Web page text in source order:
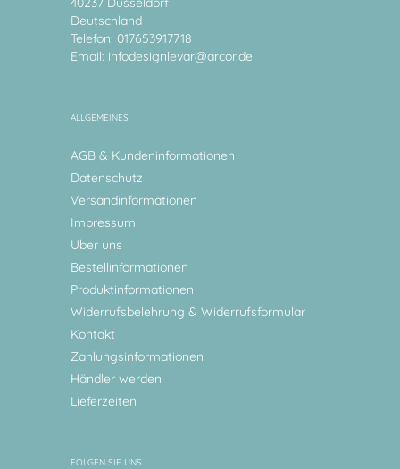
Deutschland
Telefon: 017653917718
Email: infodesignlevar@arcor.de
ALLGEMEINES
AGB & Kundeninformationen
Datenschutz
Versandinformationen
Impressum
Über uns
Bestellinformationen
Produktinformationen
Widerrufsbelehrung & Widerrufsformular
Kontakt
Zahlungsinformationen
Händler werden
Lieferzeiten
FOLGEN SIE UNS